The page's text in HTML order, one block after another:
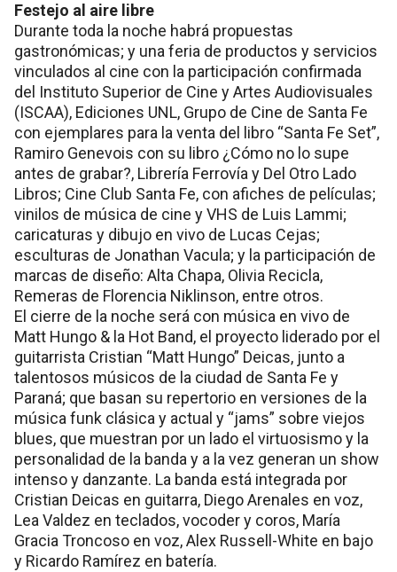
Festejo al aire libre
Durante toda la noche habrá propuestas
gastronómicas; y una feria de productos y servicios
vinculados al cine con la participación confirmada
del Instituto Superior de Cine y Artes Audiovisuales
(ISCAA), Ediciones UNL, Grupo de Cine de Santa Fe
con ejemplares para la venta del libro “Santa Fe Set”,
Ramiro Genevois con su libro ¿Cómo no lo supe
antes de grabar?, Librería Ferrovía y Del Otro Lado
Libros; Cine Club Santa Fe, con afiches de películas;
vinilos de música de cine y VHS de Luis Lammi;
caricaturas y dibujo en vivo de Lucas Cejas;
esculturas de Jonathan Vacula; y la participación de
marcas de diseño: Alta Chapa, Olivia Recicla,
Remeras de Florencia Niklinson, entre otros.
El cierre de la noche será con música en vivo de
Matt Hungo & la Hot Band, el proyecto liderado por el
guitarrista Cristian “Matt Hungo” Deicas, junto a
talentosos músicos de la ciudad de Santa Fe y
Paraná; que basan su repertorio en versiones de la
música funk clásica y actual y “jams” sobre viejos
blues, que muestran por un lado el virtuosismo y la
personalidad de la banda y a la vez generan un show
intenso y danzante. La banda está integrada por
Cristian Deicas en guitarra, Diego Arenales en voz,
Lea Valdez en teclados, vocoder y coros, María
Gracia Troncoso en voz, Alex Russell-White en bajo
y Ricardo Ramírez en batería.